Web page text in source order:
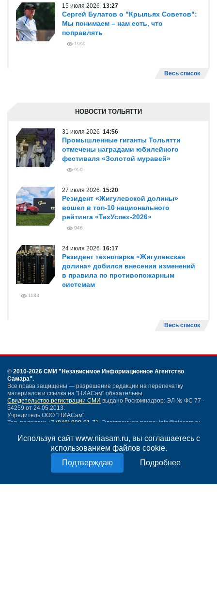
Используя сайт www.niasam.ru, вы соглашаетесь с
использованием файлов cookie.
Подробнее
15 июля 2026 13:27
Сергей Булатов о "Крыльях Советов":
Мы понимаем – нам есть, что
поправлять
1990
Весь список
НОВОСТИ ТОЛЬЯТТИ
31 июля 2026 14:56
Промышленные гиганты Тольятти
отмечены наградами юбилейного
фестиваля «Золотой муравей»
950
27 июля 2026 15:20
Резидент «Жигулевской долины»
вошел в топ-10 национального
рейтинга «ТехУспех-2026»
946
24 июля 2026 16:17
Резидент технопарка «Жигулевская
долина» добился внесения изменений
в правила по противопожарным
системам
1183
Весь список
© 2010-2026 СМИ "Независимое Информационное Агентство
Самара".
Все права защищены — разрешение редакции на перепечатку
материалов и ссылка на "НИАСам" обязательны.
Свидетельство регистрации СМИ выдано Роскомнадзор: ЭЛ № ФС 77 -
54259 от 24.05.2013.
Учредитель ООО "НИАСам".
Тел. редакции +7 (846) 990-91-71. Электронная почта: info@niasam.ru
Написать письмо
Политика конфиденциальности
18+